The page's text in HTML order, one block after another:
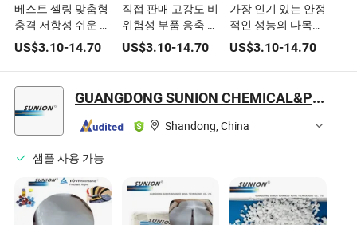
베스트 셀링 맞춤형
충격 저항성 쉬운 탈
형 저온 저항성 응축
RTV 2 실리콘 고무
조각상 탈형용
US$3.10-14.70
직접 판매 고강도 비
위험성 부품 응축 경
화 실리콘 고무 다양
한 수지용
US$3.10-14.70
가장 인기 있는 안정
적인 성능의 다목적
사용 응축 경화 실리
콘 고무로 만든 실리
콘 몰드
US$3.10-14.70
GUANGDONG SUNION CHEMICAL&PLASTIC CO., LTD.
Shandong, China
샘플 사용 가능